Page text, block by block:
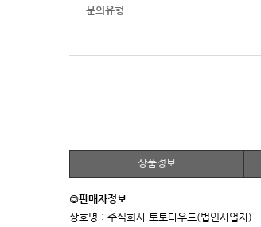
문의유형
상품정보
◎판매자정보
상호명 : 주식회사 토토다우드(법인사업자)